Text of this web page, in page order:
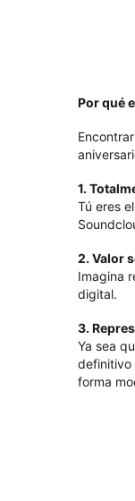
Por qué
1.
Tú eres
2. Valor
Imagina
digital.
3.
Ya sea
definitivo
forma